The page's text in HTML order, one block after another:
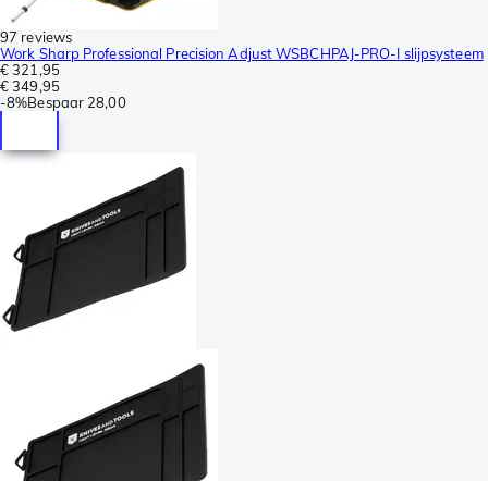
97 reviews
Work Sharp Professional Precision Adjust WSBCHPAJ-PRO-I slijpsysteem
€ 321,95
€ 349,95
-8%Bespaar 28,00